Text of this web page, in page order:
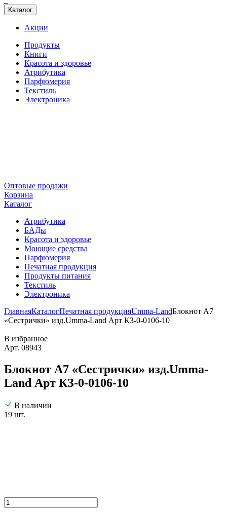
Каталог
Акции
Продукты
Книги
Красота и здоровье
Атрибутика
Парфюмерия
Текстиль
Электроника
Оптовые продажи
Корзина
Каталог
Атрибутика
БАДы
Красота и здоровье
Моющие средства
Парфюмерия
Печатная продукция
Продукты питания
Текстиль
Электроника
ГлавнаяКаталогПечатная продукцияUmma-LandБлокнот А7
«Сестрички» изд.Umma-Land Арт КЗ-0-0106-10
В избранное
Арт. 08943
Блокнот А7 «Сестрички» изд.Umma-
Land Арт КЗ-0-0106-10
В наличии
19 шт.